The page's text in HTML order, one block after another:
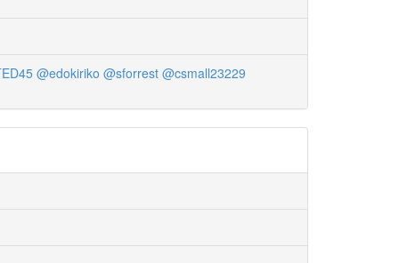
@edokiriko @sforrest @csmall23229